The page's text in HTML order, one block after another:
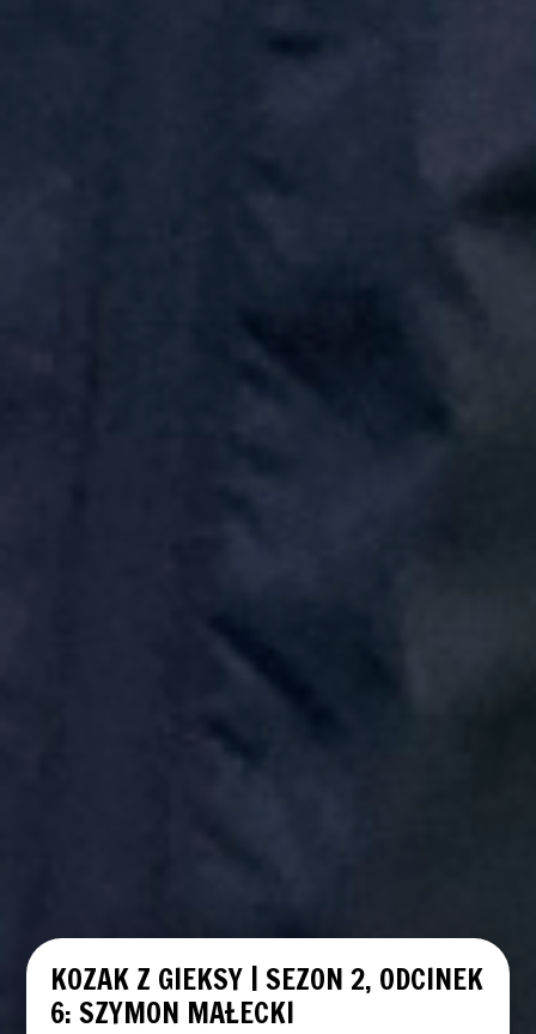
KOZAK Z GIEKSY | SEZON 2, ODCINEK
6: SZYMON MAŁECKI